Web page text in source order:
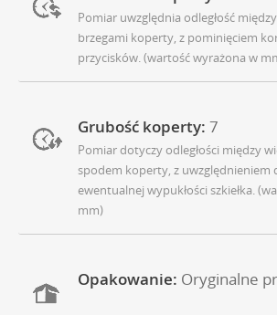
Pomiar uwzględnia odległość
brzegami koperty, z pominięciem
przycisków. (wartość wyrażona w
Grubość koperty: 7
Pomiar dotyczy odległości między
spodem koperty, z uwzględnieniem
ewentualnej wypukłości szkiełka.
mm)
Opakowanie: Oryginalne